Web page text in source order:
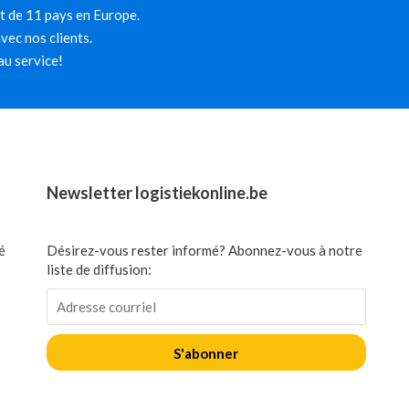
11 pays en Europe.
nos clients.
service!
Newsletter logistiekonline.be
Désirez-vous rester informé? Abonnez-vous à notre
liste de diffusion:
S'abonner